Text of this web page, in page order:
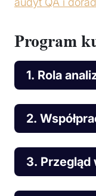
Program
1. Rola
2.
3.